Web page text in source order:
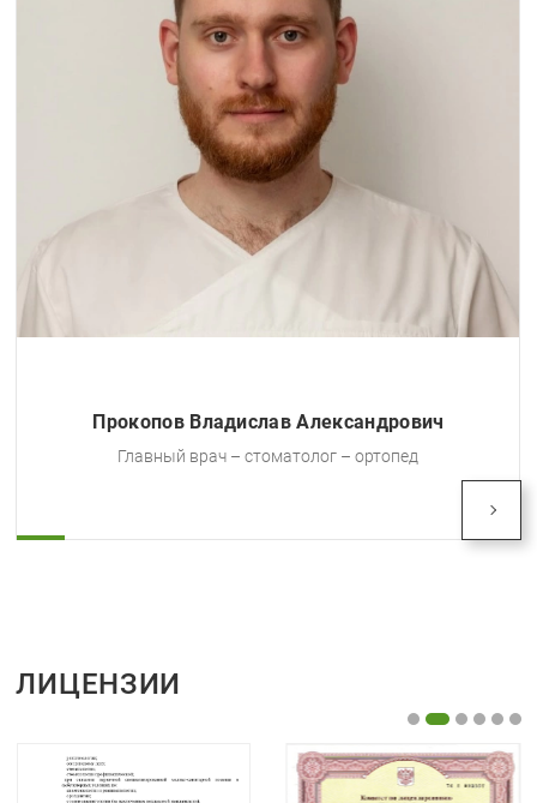
Долганов Григорий
Врач – стоматолог – ортопед
ЛИЦЕНЗИИ